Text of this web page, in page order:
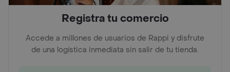
Registra tu comercio
Accede a millones de usuarios de Rappi y disfrute
de una logística inmediata sin salir de tu tienda.